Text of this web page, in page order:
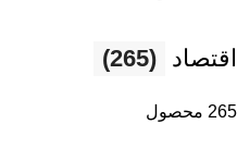
اقتصاد (265)
265 محصول